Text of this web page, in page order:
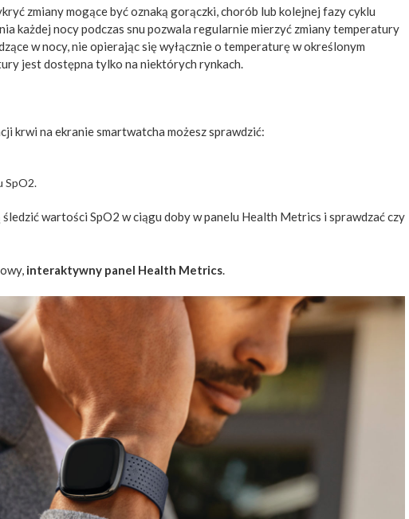
zmiany mogące być oznaką gorączki, chorób lub kolejnej fazy cyklu
każdej nocy podczas snu pozwala regularnie mierzyć zmiany temperatury
w nocy, nie opierając się wyłącznie o temperaturę w określonym
jest dostępna tylko na niektórych rynkach.
krwi na ekranie smartwatcha możesz sprawdzić:
SpO2.
wartości SpO2 w ciągu doby w panelu Health Metrics i sprawdzać czy
interaktywny panel Health Metrics